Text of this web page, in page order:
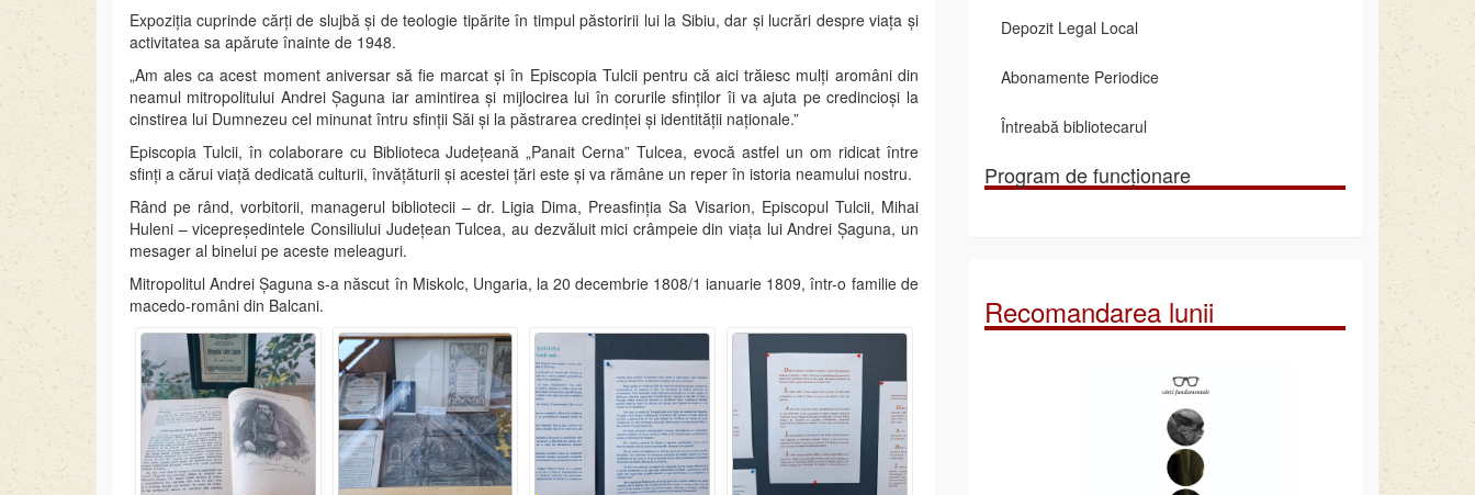
Expoziția cuprinde cărți de slujbă și de teologie tipărite în timpul păstoririi lui la Sibiu, dar și lucrări despre viața și
activitatea sa apărute înainte de 1948.
„Am ales ca acest moment aniversar să fie marcat și în Episcopia Tulcii pentru că aici trăiesc mulți aromâni din
neamul mitropolitului Andrei Șaguna iar amintirea și mijlocirea lui în corurile sfinților îi va ajuta pe credincioși la
cinstirea lui Dumnezeu cel minunat întru sfinții Săi și la păstrarea credinței și identității naționale.”
Episcopia Tulcii, în colaborare cu Biblioteca Județeană „Panait Cerna” Tulcea, evocă astfel un om ridicat între
sfinți a cărui viață dedicată culturii, învățăturii și acestei țări este și va rămâne un reper în istoria neamului nostru.
Rând pe rând, vorbitorii, managerul bibliotecii – dr. Ligia Dima, Preasfinția Sa Visarion, Episcopul Tulcii, Mihai
Huleni – vicepreședintele Consiliului Județean Tulcea, au dezvăluit mici crâmpeie din viața lui Andrei Șaguna, un
mesager al binelui pe aceste meleaguri.
Mitropolitul Andrei Şaguna s-a născut în Miskolc, Ungaria, la 20 decembrie 1808/1 ianuarie 1809, într-o familie de
macedo-români din Balcani.
Depozit Legal Local
Abonamente Periodice
Întreabă bibliotecarul
Program de funcționare
Recomandarea lunii